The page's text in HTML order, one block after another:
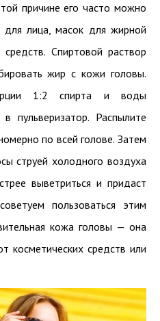
причине его часто можно
для лица, масок для жирной
Спиртовой раствор
жир с кожи головы.
1:2 спирта и воды
пульверизатор. Распылите
по всей голове. Затем
струей холодного воздуха
выветриться и придаст
пользоваться этим
кожа головы — она
косметических средств или